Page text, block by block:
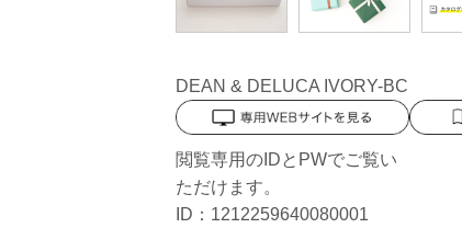
DEAN & DELUCA IVORY-BC
閲覧専用のIDとPWでご覧い
ただけます。
ID：1212259640080001